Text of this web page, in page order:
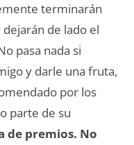
terminarán
dejarán de lado el
pasa nada si
y darle una fruta,
por los
parte de su
de premios. No